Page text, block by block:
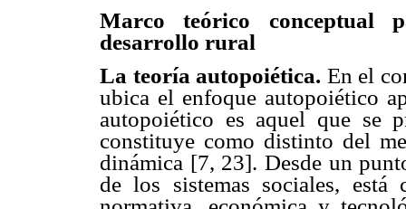
Marco teórico conceptual
desarrollo rural
La teoría autopoiética. En el
ubica el enfoque autopoiético
autopoiético es aquel que se
constituye como distinto del
dinámica [7, 23]. Desde un
de los sistemas sociales,